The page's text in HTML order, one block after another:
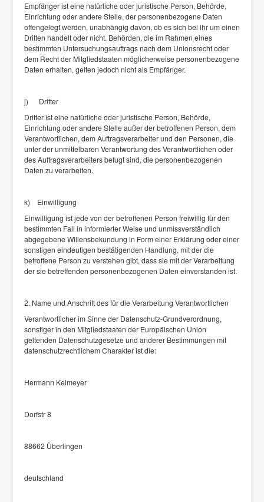
Empfänger ist eine natürliche oder juristische Person, Behörde,
Einrichtung oder andere Stelle, der personenbezogene Daten
offengelegt werden, unabhängig davon, ob es sich bei ihr um einen
Dritten handelt oder nicht. Behörden, die im Rahmen eines
bestimmten Untersuchungsauftrags nach dem Unionsrecht oder
dem Recht der Mitgliedstaaten möglicherweise personenbezogene
Daten erhalten, gelten jedoch nicht als Empfänger.
j) Dritter
Dritter ist eine natürliche oder juristische Person, Behörde,
Einrichtung oder andere Stelle außer der betroffenen Person, dem
Verantwortlichen, dem Auftragsverarbeiter und den Personen, die
unter der unmittelbaren Verantwortung des Verantwortlichen oder
des Auftragsverarbeiters befugt sind, die personenbezogenen
Daten zu verarbeiten.
k) Einwilligung
Einwilligung ist jede von der betroffenen Person freiwillig für den
bestimmten Fall in informierter Weise und unmissverständlich
abgegebene Willensbekundung in Form einer Erklärung oder einer
sonstigen eindeutigen bestätigenden Handlung, mit der die
betroffene Person zu verstehen gibt, dass sie mit der Verarbeitung
der sie betreffenden personenbezogenen Daten einverstanden ist.
2. Name und Anschrift des für die Verarbeitung Verantwortlichen
Verantwortlicher im Sinne der Datenschutz-Grundverordnung,
sonstiger in den Mitgliedstaaten der Europäischen Union
geltenden Datenschutzgesetze und anderer Bestimmungen mit
datenschutzrechtlichem Charakter ist die:
Hermann Keimeyer
Dorfstr 8
88662 Überlingen
deutschland